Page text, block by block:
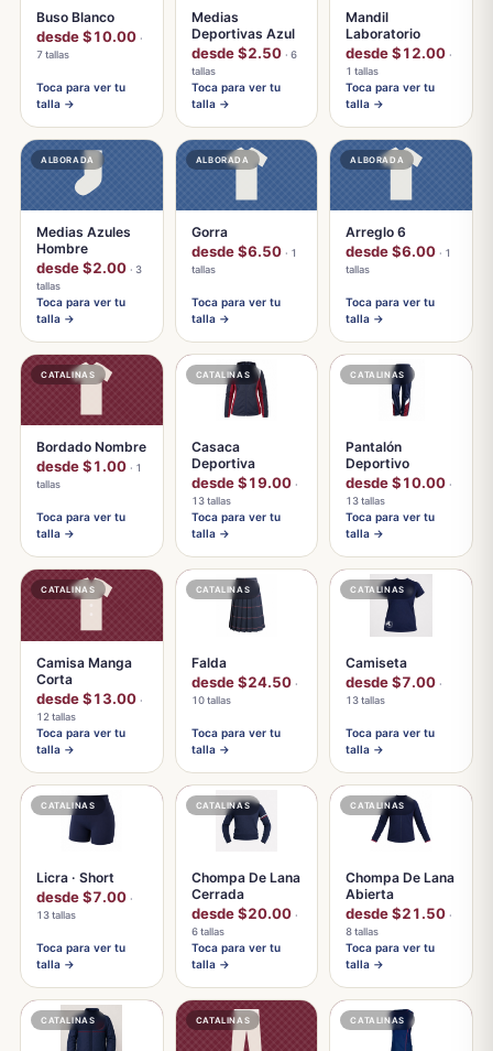
Buso Blanco
desde $10.00 ·
7 tallas
Toca para ver tu
talla →
Medias
Deportivas Azul
desde $2.50 · 6
tallas
Toca para ver tu
talla →
Mandil
Laboratorio
desde $12.00 ·
1 tallas
Toca para ver tu
talla →
ALBORADA
Medias Azules
Hombre
desde $2.00 · 3
tallas
Toca para ver tu
talla →
ALBORADA
Gorra
desde $6.50 · 1
tallas
Toca para ver tu
talla →
ALBORADA
Arreglo 6
desde $6.00 · 1
tallas
Toca para ver tu
talla →
CATALINAS
Bordado Nombre
desde $1.00 · 1
tallas
Toca para ver tu
talla →
CATALINAS
Casaca
Deportiva
desde $19.00 ·
13 tallas
Toca para ver tu
talla →
CATALINAS
Pantalón
Deportivo
desde $10.00 ·
13 tallas
Toca para ver tu
talla →
CATALINAS
Camisa Manga
Corta
desde $13.00 ·
12 tallas
Toca para ver tu
talla →
CATALINAS
Falda
desde $24.50 ·
10 tallas
Toca para ver tu
talla →
CATALINAS
Camiseta
desde $7.00 ·
13 tallas
Toca para ver tu
talla →
CATALINAS
Licra · Short
desde $7.00 ·
13 tallas
Toca para ver tu
talla →
CATALINAS
Chompa De Lana
Cerrada
desde $20.00 ·
6 tallas
Toca para ver tu
talla →
CATALINAS
Chompa De Lana
Abierta
desde $21.50 ·
8 tallas
Toca para ver tu
talla →
CATALINAS CATALINAS CATALINAS